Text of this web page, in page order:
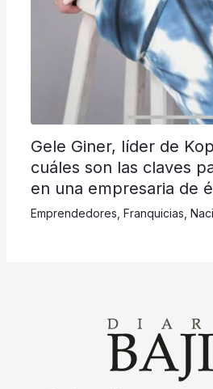
Gele Giner, líder de
cuáles son las claves
en una empresaria de
Emprendedores Franquicias